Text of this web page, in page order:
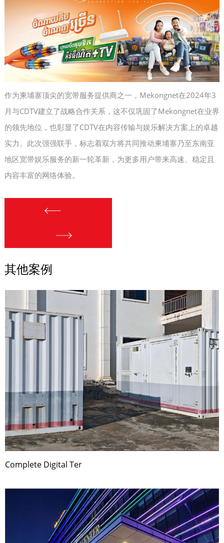
作为柬埔寨顶尖的宽带服务提供商之一，Mekongnet在2024年3
月与CDTV建立了战略合作关系，这不仅巩固了Mekongnet在业界
的领先地位，也彰显了CDTV在内容传输与娱乐解决方案上的卓越
实力。此次强强联手，标志着双方将共同推动柬埔寨乃至东南亚
地区宽带娱乐服务的新一轮革新，为更多用户带来高速、稳定且
内容丰富的网络体验。
其他案例
Complete Digital Ter